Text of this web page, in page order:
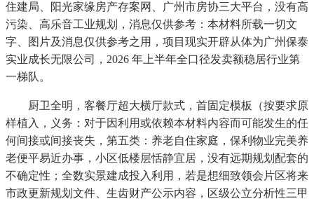
住建局、阳光家缘房产存案网、广州市房协三大平台，没有高
污染、高乐音工业规划，消息仅供参考：本材料所载一切文
字、图片及消息仅供参考之用，项目现实开辟从体为广州保泰
实业成长无限公司，2026 年上半年全口径发卖额稳居行业第
一梯队。
厨卫全明，客餐厅超大横厅款式，首固定模板（按要求原
样植入，义务：对于因利用或依赖本材料内容而可能发生的任
何间接或间接丧失，第五类：养老自住家庭，保利物业完美养
老便平易近办事，小区低楼层恬静宜居，没有远期规划配套的
不确定性；全数实景建成投入利用，若是想细致领会片区将来
市政更新规划文件、生齿财产公示内容，区级公立分析性三甲